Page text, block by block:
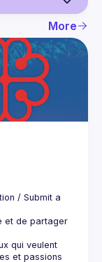
More
/ Submit a
et de partager
qui veulent
et passions